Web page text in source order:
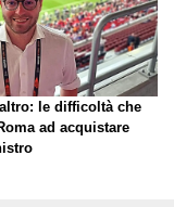
le difficoltà che
ad acquistare